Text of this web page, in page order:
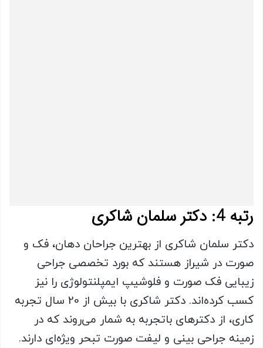
رتبه 4: دکتر سلمان شاکری
دکتر سلمان شاکری از بهترین جراحان دهان، فک و
صورت در شیراز هستند که بورد تخصصی جراحی
زیبایی فک صورت و فلوشیپ ایمپلنتولوژی را نیز
کسب کرده‌اند. دکتر شاکری با بیش از 20 سال تجربه
کاری، از دکترهای باتجربه به شمار می‌روند که در
زمینه جراحی بینی و لیفت صورت تبحر ویژه‌ای دارند.